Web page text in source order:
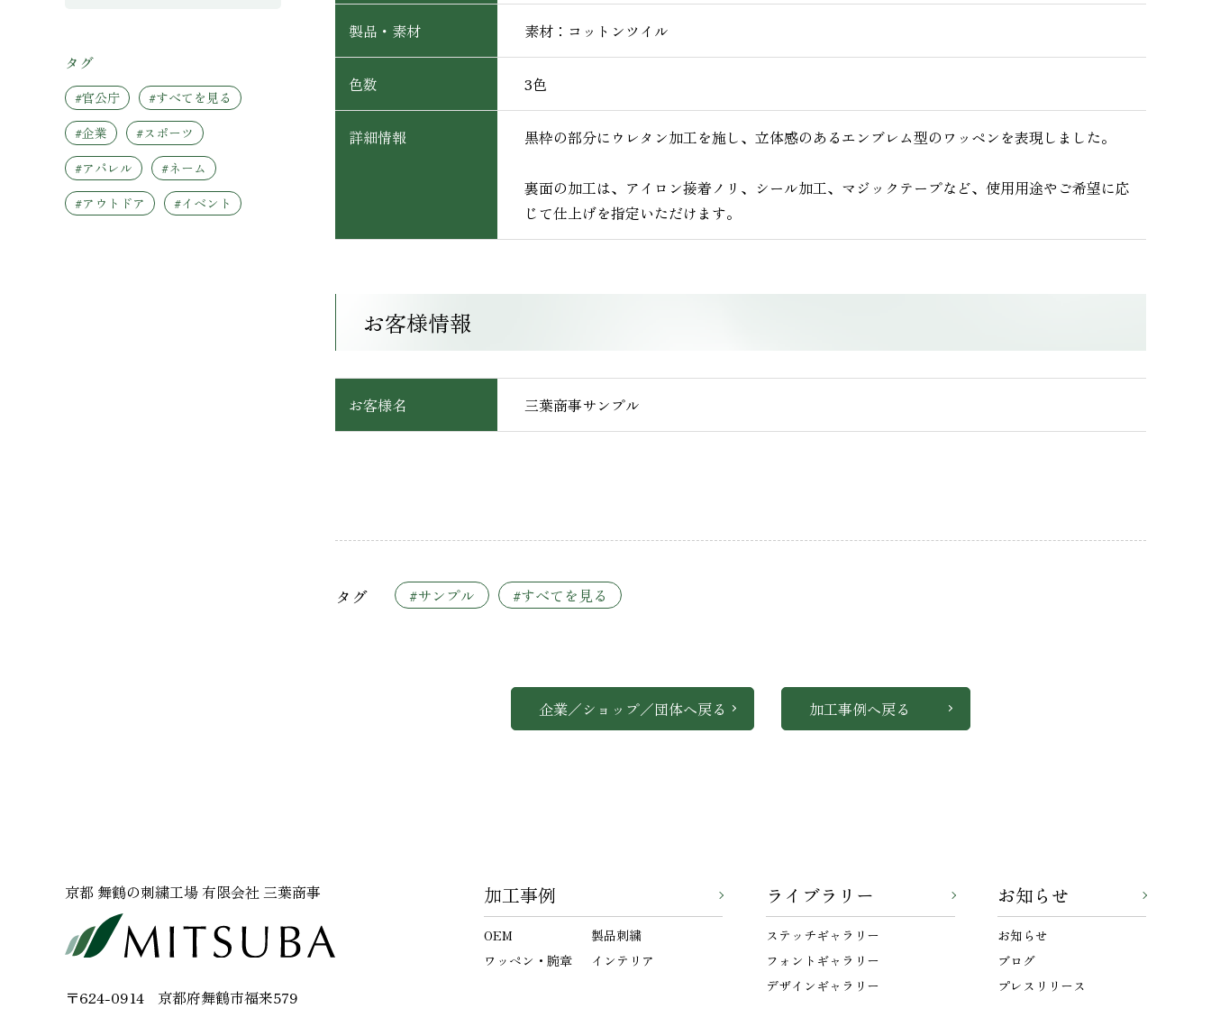
製品・素材 素材：コットンツイル
色数 3色
詳細情報 黒枠の部分にウレタン加工を施し、立体感のあるエンブレム型のワッペンを表現しました。
裏面の加工は、アイロン接着ノリ、シール加工、マジックテープなど、使用用途やご希望に応
じて仕上げを指定いただけます。
お客様情報
お客様名 三葉商事サンプル
タグ #サンプル #すべてを見る
企業／ショップ／団体へ戻る 加工事例へ戻る
タグ
#官公庁
#すべてを見る
#企業
#スポーツ
#アパレル
#ネーム
#アウトドア
#イベント
京都 舞鶴の刺繍工場 有限会社 三葉商事
〒624-0914 京都府舞鶴市福来579
加工事例
OEM
製品刺繍
ワッペン・腕章
インテリア
ライブラリー
ステッチギャラリー
フォントギャラリー
デザインギャラリー
お知らせ
お知らせ
ブログ
プレスリリース